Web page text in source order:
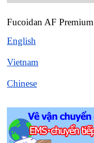
Fucoidan AF Premium
English
Vietnam
Chinese